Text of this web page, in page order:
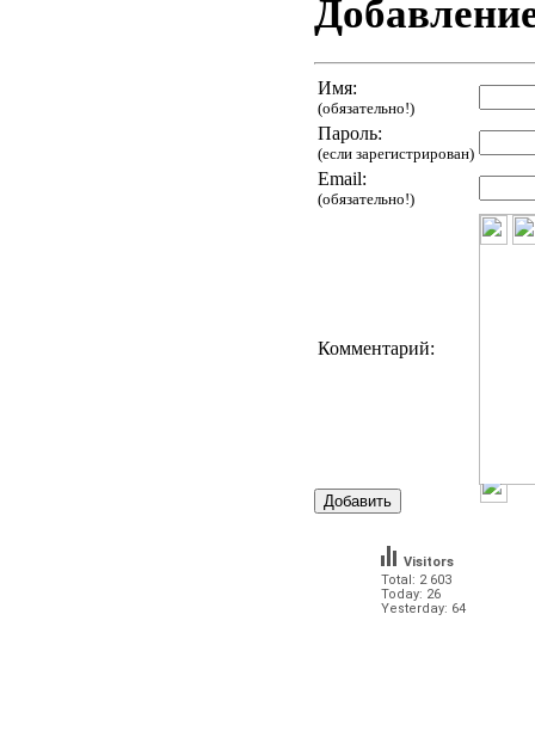
Имя:
(обязательно!)
Пароль:
(если зарегистрирован)
Email:
(обязательно!)
Комментарий:
Total: 2 603
Today: 26
Yesterday: 64
Visitors